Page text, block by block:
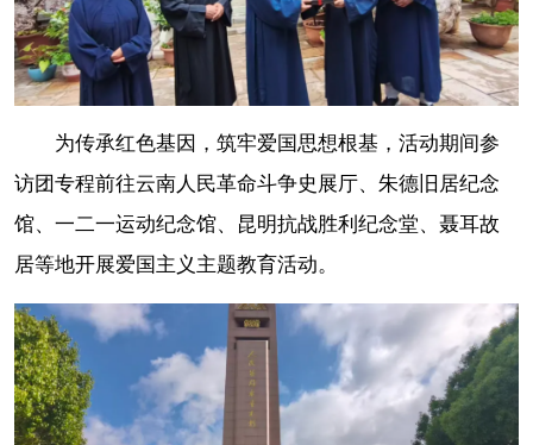
为传承红色基因，筑牢爱国思想根基，活动期间参
访团专程前往云南人民革命斗争史展厅、朱德旧居纪念
馆、一二一运动纪念馆、昆明抗战胜利纪念堂、聂耳故
居等地开展爱国主义主题教育活动。